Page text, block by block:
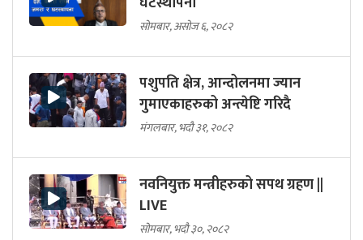
सोमबार, असोज ६, २०८२
पशुपति क्षेत्र, आन्दोलनमा ज्यान
गुमाएकाहरुको अन्त्येष्टि गरिदै
मंगलबार, भदौ ३१, २०८२
नवनियुक्त मन्त्रीहरुको सपथ ग्रहण ||
LIVE
सोमबार, भदौ ३०, २०८२